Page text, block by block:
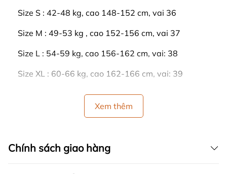
️ Size S : 42-48 kg, cao 148-152 cm, vai 36
️ Size M : 49-53 kg , cao 152-156 cm, vai 37
️ Size L : 54-59 kg, cao 156-162 cm, vai: 38
️ Size XL : 60-66 kg, cao 162-166 cm, vai: 39
🍒 HƯỚNG DẪN SỬ DỤNG:
- GIẶT BẰNG TAY: Lộn bề trái sản phẩm lại, rồi
vải.
Xem thêm
Chính sách giao hàng